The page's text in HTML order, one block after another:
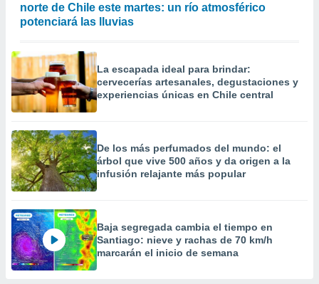
norte de Chile este martes: un río atmosférico
potenciará las lluvias
La escapada ideal para brindar:
cervecerías artesanales, degustaciones y
experiencias únicas en Chile central
De los más perfumados del mundo: el
árbol que vive 500 años y da origen a la
infusión relajante más popular
Baja segregada cambia el tiempo en
Santiago: nieve y rachas de 70 km/h
marcarán el inicio de semana